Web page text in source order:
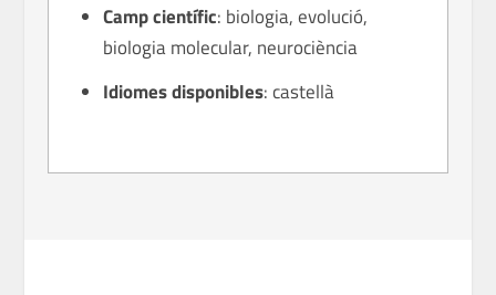
Camp científic: biologia, evolució,
biologia molecular, neurociència
Idiomes disponibles: castellà